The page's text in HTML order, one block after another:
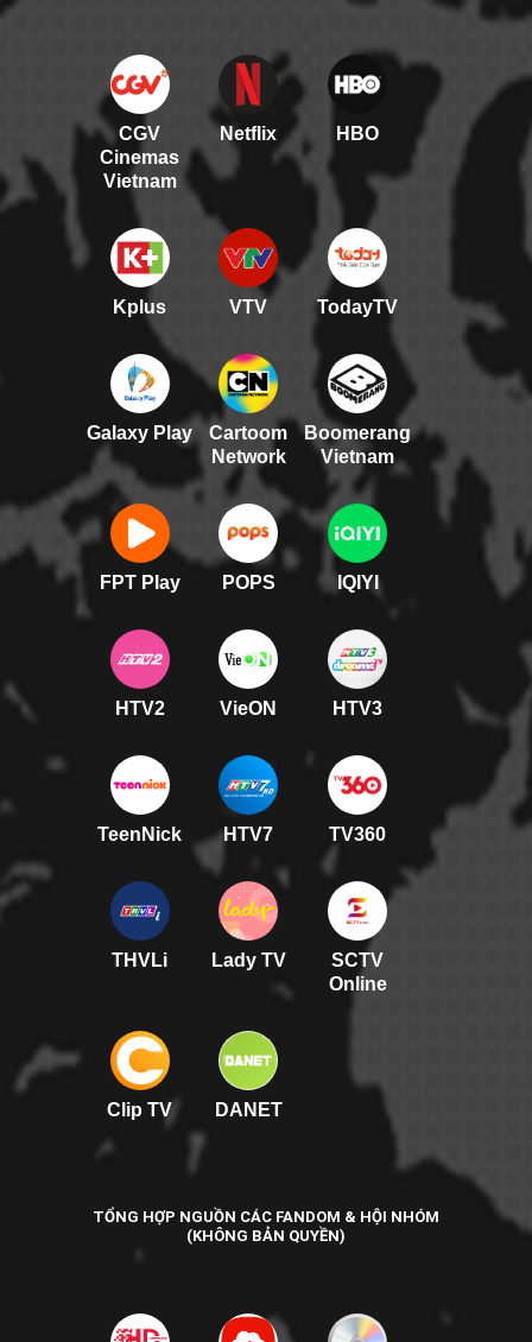
CGV
Cinemas
Vietnam
Netflix HBO
Kplus VTV TodayTV
Galaxy Play
Cartoom
Network
Boomerang
Vietnam
FPT Play POPS IQIYI
HTV2 VieON HTV3
TeenNick HTV7 TV360
THVLi Lady TV
SCTV
Online
Clip TV DANET
TỔNG HỢP NGUỒN CÁC FANDOM & HỘI NHÓM
(KHÔNG BẢN QUYỀN)